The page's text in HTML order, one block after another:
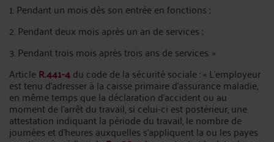
1. Pendant un mois dès son entrée en fonctions ;
2. Pendant deux mois après un an de services ;
3. Pendant trois mois après trois ans de services. »
ArticleR.441-4du code de la sécurité sociale : « L'employeur
est tenu d'adresser à la caisse primaire d'assurance maladie,
en même temps que la déclaration d'accident ou au
moment de l'arrêt du travail, si celui-ci est postérieur, une
attestation indiquant la période du travail, le nombre de
journées et d'heures auxquelles s'appliquent la ou les payes